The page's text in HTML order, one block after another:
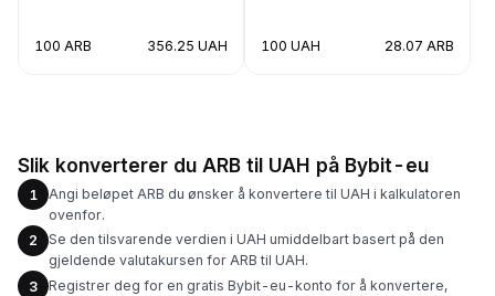
100 ARB 356.25 UAH 100 UAH 28.07 ARB
Slik konverterer du ARB til UAH på Bybit-eu
1
Angi beløpet ARB du ønsker å konvertere til UAH i kalkulatoren
ovenfor.
2
Se den tilsvarende verdien i UAH umiddelbart basert på den
gjeldende valutakursen for ARB til UAH.
3
Registrer deg for en gratis Bybit-eu-konto for å konvertere,